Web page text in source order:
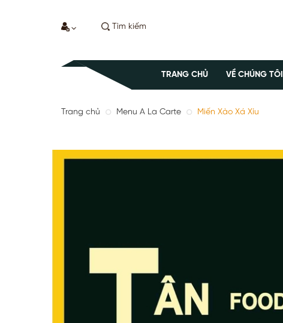
TRANG CHỦ VỀ CHÚNG TÔI
Trang chủ Menu A La Carte Miến Xào Xá Xíu